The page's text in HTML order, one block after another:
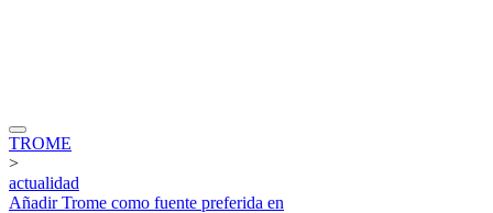
TROME
>
actualidad
AñadirTrome como fuente preferida en